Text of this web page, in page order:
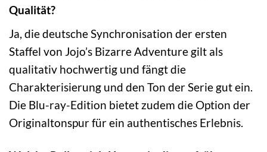
Qualität?
Ja, die deutsche Synchronisation der ersten
Staffel von Jojo’s Bizarre Adventure gilt als
qualitativ hochwertig und fängt die
Charakterisierung und den Ton der Serie gut ein.
Die Blu-ray-Edition bietet zudem die Option der
Originaltonspur für ein authentisches Erlebnis.